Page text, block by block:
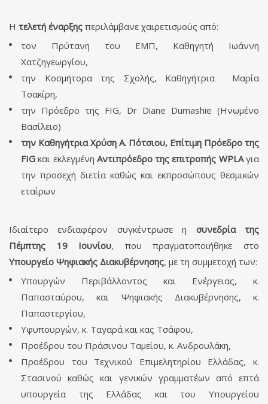
Η τελετή έναρξης περιλάμβανε χαιρετισμούς από:
τον Πρύτανη του ΕΜΠ, Καθηγητή Ιωάννη
Χατζηγεωργίου,
την Κοσμήτορα της Σχολής, Καθηγήτρια Μαρία
Τσακίρη,
την Πρόεδρο της FIG, Dr Diane Dumashie (Ηνωμένο
Βασίλειο)
την Καθηγήτρια Χρύση Α. Πότσιου, Επίτιμη Πρόεδρο της
FIG και εκλεγμένη Αντιπρόεδρο της επιτροπής WPLAγια
την προσεχή διετία καθώς και εκπροσώπους θεσμικών
εταίρων
Ιδιαίτερο ενδιαφέρον συγκέντρωσε η συνεδρία της
Πέμπτης 19 Ιουνίου, που πραγματοποιήθηκε στο
Υπουργείο Ψηφιακής Διακυβέρνησης, με τη συμμετοχή των:
Υπουργών Περιβάλλοντος και Ενέργειας, κ.
Παπασταύρου, και Ψηφιακής Διακυβέρνησης, κ.
Παπαστεργίου,
Υφυπουργών, κ. Ταγαρά και κας Τσάφου,
Προέδρου του Πράσινου Ταμείου, κ. Ανδρουλάκη,
Προέδρου του Τεχνικού Επιμελητηρίου Ελλάδας, κ.
Στασινού καθώς και γενικών γραμματέων από επτά
υπουργεία της Ελλάδας και του Υπουργείου